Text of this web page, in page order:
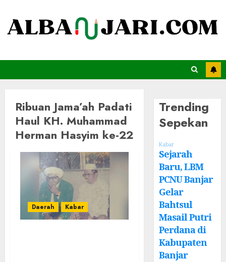
Ribuan Jama’ah Padati
Haul KH. Muhammad
Herman Hasyim ke-22
Daerah Kabar
Trending
Sepekan
Kabar
Sejarah
Baru, LBM
PCNU Banjar
Gelar
Bahtsul
Masail Putri
Perdana di
Kabupaten
Banjar